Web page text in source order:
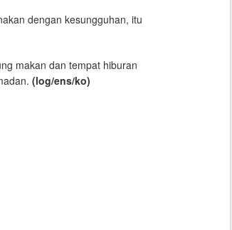
dengan kesungguhan, itu
makan dan tempat hiburan
(log/ens/ko)